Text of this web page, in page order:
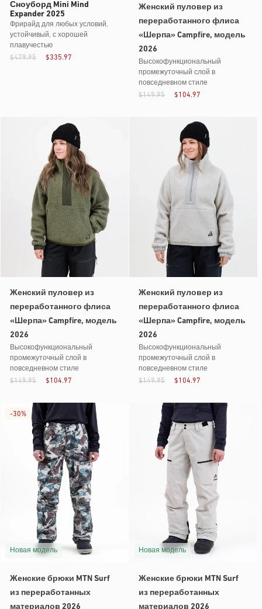
Сноуборд Mini Mind
Expander 2025
Фрирайд для любых условий,
устойчивый, с хорошей
плавучестью
$335.97
$479.95
Женский пуловер из
переработанного флиса
«Шерпа» Campfire, модель
2026
Высокофункциональный
промежуточный слой в
повседневном стиле
$104.97
$149.95
Женский пуловер из
переработанного флиса
«Шерпа» Campfire, модель
2026
Высокофункциональный
промежуточный слой в
повседневном стиле
$104.97
$149.95
Женский пуловер из
переработанного флиса
«Шерпа» Campfire, модель
2026
Высокофункциональный
промежуточный слой в
повседневном стиле
$104.97
$149.95
Новая модель
Женские брюки MTN Surf
из переработанных
материалов 2026
-30%
Новая модель
Женские брюки MTN Surf
из переработанных
материалов 2026